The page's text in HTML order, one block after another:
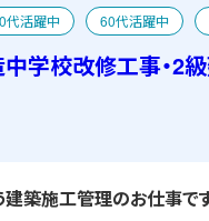
代活躍中 60代活躍中
学校改修工事・2
築施工管理のお仕事で